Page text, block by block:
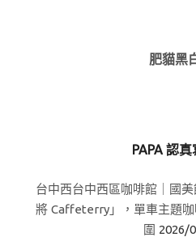
肥貓黑
PAPA 認
台中西台中西區咖啡館｜國
將 Caffeterry」，單車主題
圍 2026/